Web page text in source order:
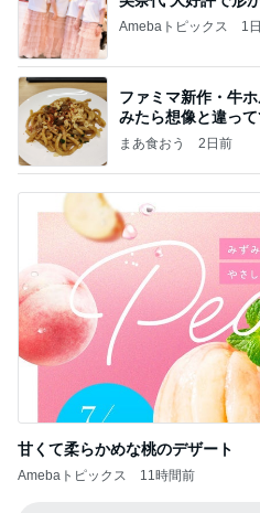
Amebaトピックス 1
ファミマ新作・牛
みたら想像と違っ
話
まあ食おう 2日前
甘くて柔らかめな桃のデザート
Amebaトピックス 11時間前